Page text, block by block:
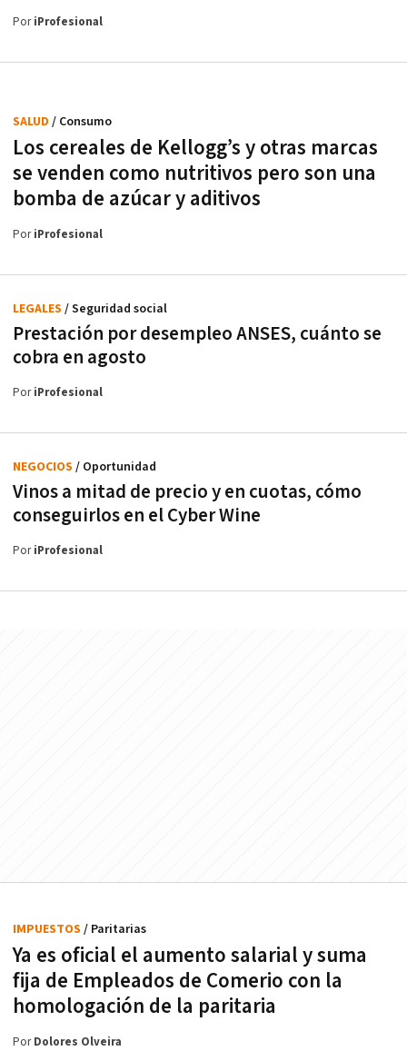
PoriProfesional
Los cereales de Kellogg’s y otras marcas
se venden como nutritivos pero son una
bomba de azúcar y aditivos
SALUD / Consumo
PoriProfesional
Prestación por desempleo ANSES, cuánto se
cobra en agosto
LEGALES / Seguridad social
PoriProfesional
Vinos a mitad de precio y en cuotas, cómo
conseguirlos en el Cyber Wine
NEGOCIOS / Oportunidad
PoriProfesional
Ya es oficial el aumento salarial y suma
fija de Empleados de Comerio con la
homologación de la paritaria
IMPUESTOS / Paritarias
PorDolores Olveira